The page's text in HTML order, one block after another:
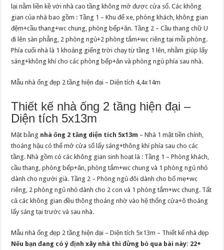
lại nằm liền kề với nhà cao tầng không mở được cửa sổ. Các không
gian của nhà bao gồm : Tầng 1 – Khu để xe, phòng khách, không gian
đệm+cầu thang+wc chung, phòng bếp+ăn. Tầng 2 – Cầu thang chữ U
đi lên sàn phẳng, 2 phòng ngủ+2 phòng tắm+wc riêng tại mỗi phòng.
Phía cuối nhà là 1 khoảng giếng trời chạy từ tầng 1 lên, nhằm giúp lấy
sáng+không khí cho các phòng bếp+ăn và phòng ngủ phía sau nhà.
Mẫu nhà ống đẹp 2 tầng hiện đại – Diện tích 4,4x14m
Thiết kế nhà ống 2 tầng hiện đại –
Diện tích 5x13m
Mặt bằng nhà ống 2 tầng diện tích 5x13m – Nhà 1 mặt tiền chính,
thoáng hậu có thể mở cửa sổ lấy sáng+thông khí phía sau cho các
tầng. Nhà gồm có các không gian sinh hoạt là : Tầng 1 – Phòng khách,
cầu thang, phòng bếp+ăn, phòng tắm+wc chung và 1 phòng ngủ nhỏ
dành cho người già. Tầng 2 – Phòng ngủ đôi dành cho bố mẹ+wc
riêng, 2 phòng ngủ nhỏ dành cho 2 con và 1 phòng tắm+wc chung. Tất
cả các không gian đều thông thoáng nhờ vào hệ thống cửa+ô thoáng
lấy sáng tại trước và sau nhà.
Mẫu nhà ống đẹp 2 tầng hiện đại – Diện tích 5x13m – Thiết kế nhà đẹp
Nếu bạn đang có ý định xây nhà thì đừng bỏ qua bài này: 22+